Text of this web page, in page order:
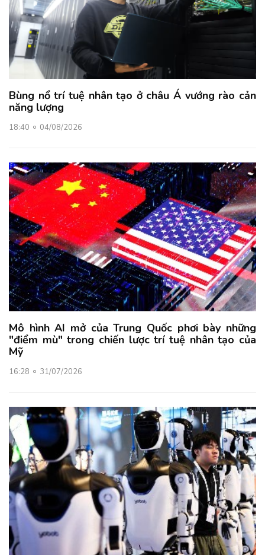
Bùng nổ trí tuệ nhân tạo ở châu Á vướng rào cản
năng lượng
18:40 04/08/2026
Mô hình AI mở của Trung Quốc phơi bày những
"điểm mù" trong chiến lược trí tuệ nhân tạo của
Mỹ
16:28 31/07/2026